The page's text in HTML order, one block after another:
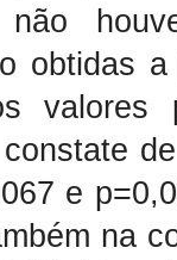
não
obtidas
valores
e
na